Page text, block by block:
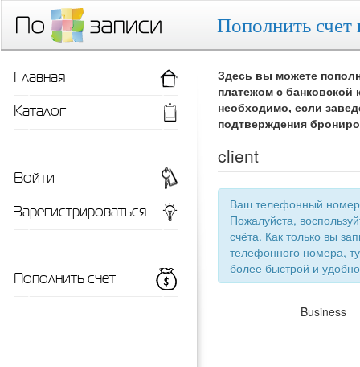
Пополнить счет
Здесь вы можете
платежом с
необходимо, если
подтверждения
client
Ваш телефонный номер
Пожалуйста,
счёта. Как только вы
телефонного номера,
более
Business
Главная
Каталог
Войти
Зарегистрироваться
Пополнить счет